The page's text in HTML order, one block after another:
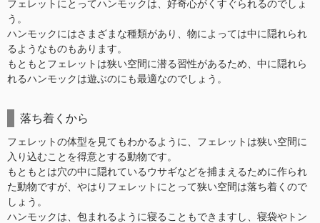
フェレットにとってハンモックは、好奇心がくすぐられるのでしょ
う。
ハンモックにはさまざまな種類があり、物によっては中に隠れられ
るようなものもあります。
もともとフェレットは狭い空間に潜る習性があるため、中に隠れら
れるハンモックは遊ぶのにも最適なのでしょう。
落ち着くから
フェレットの体型を見てもわかるように、フェレットは狭い空間に
入り込むことを得意とする動物です。
もともとは穴の中に隠れているウサギなどを捕まえるために作られ
た動物ですが、やはりフェレットにとって狭い空間は落ち着くので
しょう。
ハンモックは、包まれるように寝ることもできますし、寝袋やトン